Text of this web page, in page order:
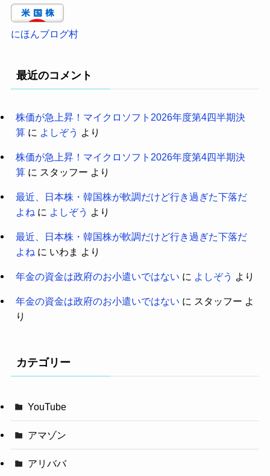
にほんブログ村
最近のコメント
株価が急上昇！マイクロソフト2026年度第4四半期決
算に よしぞう より
株価が急上昇！マイクロソフト2026年度第4四半期決
算に スタッフー より
最近、日本株・韓国株が軟調だけど行き過ぎた下落だ
よね に よしぞう より
最近、日本株・韓国株が軟調だけど行き過ぎた下落だ
よね に いわま より
年金の資金は政府のお小遣いではない に よしぞう より
年金の資金は政府のお小遣いではない に スタッフー よ
り
カテゴリー
YouTube
アマゾン
アリババ